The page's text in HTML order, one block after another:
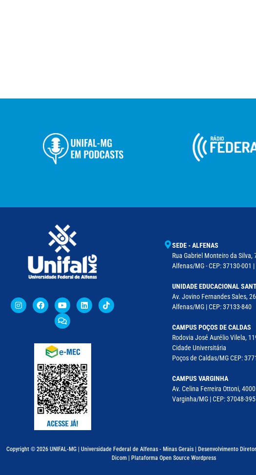
SEDE - ALFENAS
Rua Gabriel Monteiro da Silva,
Alfenas/MG - CEP: 37130-001
UNIDADE EDUCACIONAL
Av. Jovino Fernandes Sales,
Alfenas/MG | CEP: 37133-840
CAMPUS POÇOS DE CALDAS
Rodovia José Aurélio Vilela,
Cidade Universitária
Poços de Caldas/MG CEP:
CAMPUS VARGINHA
Av. Celina Ferreira Ottoni,
Varginha/MG | CEP: 37048-
Copyright © 2026 UNIFAL-MG | Universidade Federal de Alfenas - Minas Gerais | Desenvolvimento
Dicom | Plataforma Open Source Wordpress